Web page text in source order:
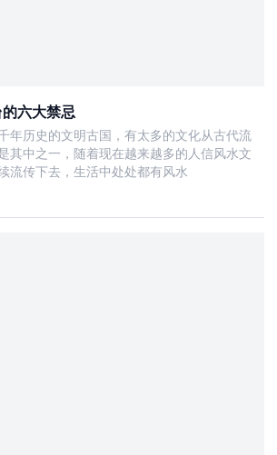
六大禁忌
历史的文明古国，有太多的文化从古代流
其中之一，随着现在越来越多的人信风水文
流传下去，生活中处处都有风水